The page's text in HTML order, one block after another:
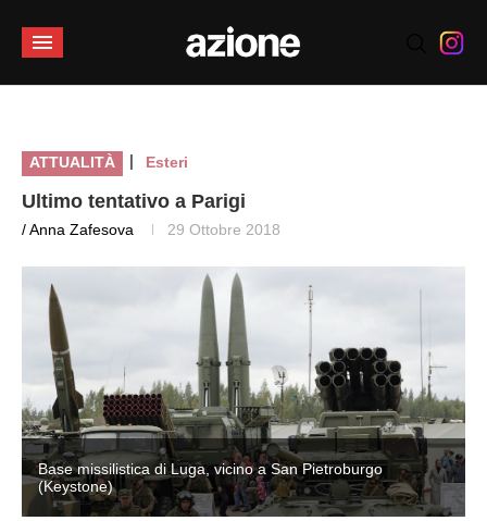
ATTUALITÀ | Esteri
Ultimo tentativo a Parigi
/ Anna Zafesova 29 Ottobre 2018
Base missilistica di Luga, vicino a San Pietroburgo
(Keystone)